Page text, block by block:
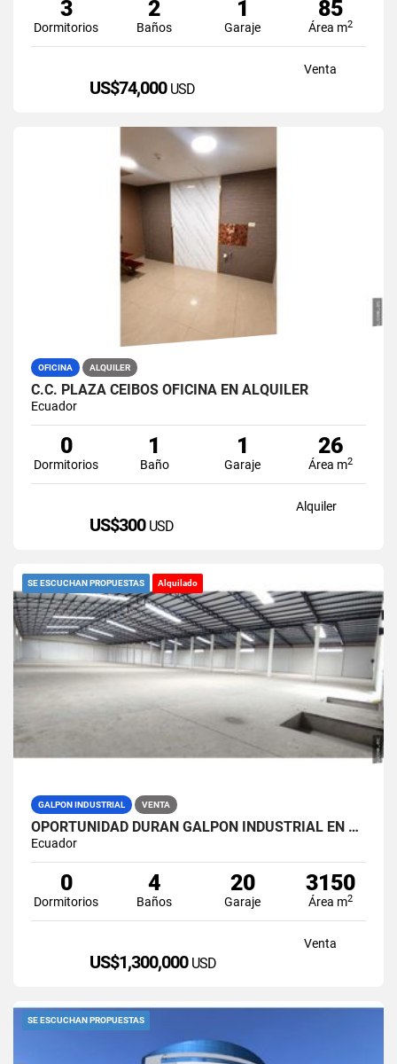
3
Dormitorios
2
Baños
1
Garaje
85
Área m2
Venta
US$74,000 USD
OFICINA ALQUILER
C.C. PLAZA CEIBOS OFICINA EN ALQUILER
Ecuador
0
Dormitorios
1
Baño
1
Garaje
26
Área m2
Alquiler
US$300 USD
SE ESCUCHAN PROPUESTAS Alquilado
GALPON INDUSTRIAL VENTA
OPORTUNIDAD DURAN GALPON INDUSTRIAL EN VENTA LAS BRISAS
Ecuador
0
Dormitorios
4
Baños
20
Garaje
3150
Área m2
Venta
US$1,300,000 USD
SE ESCUCHAN PROPUESTAS